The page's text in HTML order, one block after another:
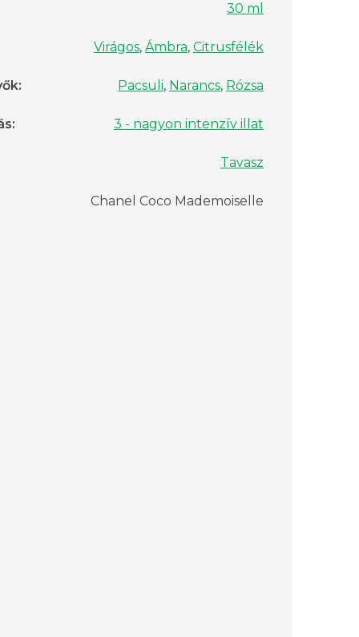
30 ml
Virágos, Ámbra, Citrusfélék
: Pacsuli, Narancs, Rózsa
: 3 - nagyon intenzív illat
Tavasz
Chanel Coco Mademoiselle